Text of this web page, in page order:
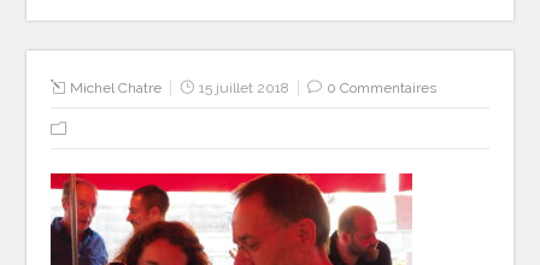
Michel Chatre 15 juillet 2018 0 Commentaires